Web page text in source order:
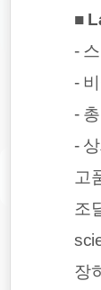
■
-
-
-
-
고
조
장